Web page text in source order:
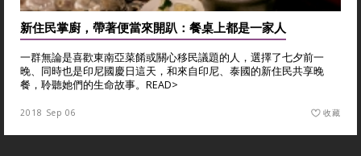
新住民掌廚，帶著便當來開趴：餐桌上都是一家人
一群無論是喜歡東南亞菜餚或關心移民議題的人，選擇了七夕前一
晚、同時也是印尼國慶日這天，和來自印尼、泰國的新住民共享晚
餐，聆聽她們的生命故事。 READ>
2018 Sep 06 收藏